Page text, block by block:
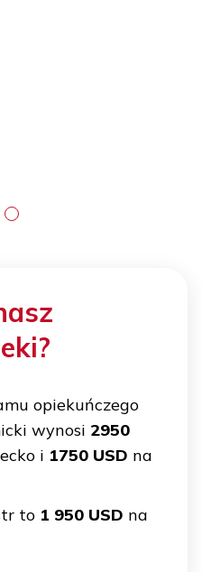
opiekuńczego
wynosi 2950
i 1750 USD na
to 1 950 USD na